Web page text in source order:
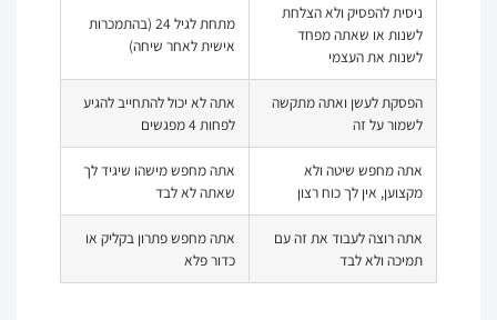
ניסית להפסיק ולא הצלחת
לשנות או שאתה מפחד
לשנות את העצמי
מתחת לגיל 24 (בהתמכרות
אישית לאחר שיחה)
הפסקת לעשן ואתה מתקשה
לשמור על זה
אתה לא יכול להתחייב להגיע
לפחות 4 מפגשים
אתה מחפש שיטה ולא
מקצוען, אין לך כוח רצון
אתה מחפש מישהו שיגיד לך
שאתה לא לבד
אתה רוצה לעבוד את זה עם
תמיכה ולא לבד
אתה מחפש פתרון בקליק או
כדור פלא